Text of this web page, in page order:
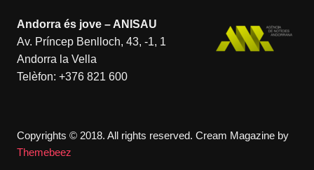
Andorra és jove – ANISAU
Av. Príncep Benlloch, 43, -1, 1
Andorra la Vella
Telèfon: +376 821 600
Copyrights © 2018. All rights reserved. Cream Magazine by
Themebeez